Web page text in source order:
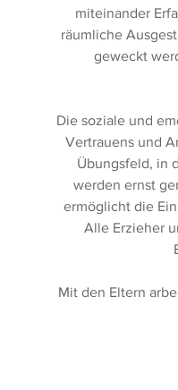
miteinander
räumliche
geweckt
Die soziale und
Vertrauens und
Übungsfeld, in
werden ernst
ermöglicht die
Alle Erzieher
Mit den Eltern